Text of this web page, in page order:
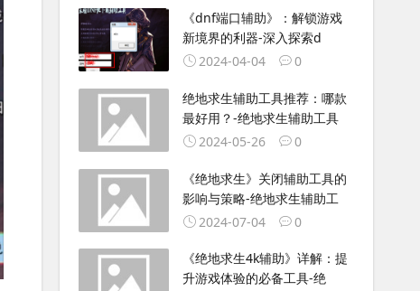
《dnf端口辅助》：解锁游戏
新境界的利器-深入探索d
2024-04-04
0
绝地求生辅助工具推荐：哪款
最好用？-绝地求生辅助工具
2024-05-26
0
《绝地求生》关闭辅助工具的
影响与策略-绝地求生辅助工
2024-07-04
0
《绝地求生4k辅助》详解：提
升游戏体验的必备工具-绝